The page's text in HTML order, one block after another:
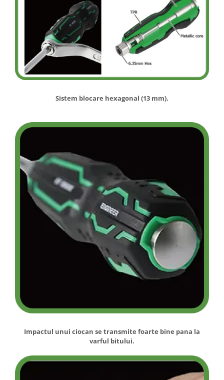
Sistem blocare hexagonal (13 mm).
Impactul unui ciocan se transmite foarte bine pana la
varful bitului.